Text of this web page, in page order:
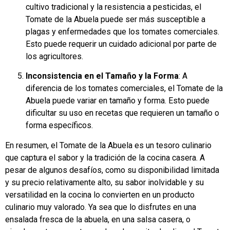
cultivo tradicional y la resistencia a pesticidas, el
Tomate de la Abuela puede ser más susceptible a
plagas y enfermedades que los tomates comerciales.
Esto puede requerir un cuidado adicional por parte de
los agricultores.
Inconsistencia en el Tamaño y la Forma: A
diferencia de los tomates comerciales, el Tomate de la
Abuela puede variar en tamaño y forma. Esto puede
dificultar su uso en recetas que requieren un tamaño o
forma específicos.
En resumen, el Tomate de la Abuela es un tesoro culinario
que captura el sabor y la tradición de la cocina casera. A
pesar de algunos desafíos, como su disponibilidad limitada
y su precio relativamente alto, su sabor inolvidable y su
versatilidad en la cocina lo convierten en un producto
culinario muy valorado. Ya sea que lo disfrutes en una
ensalada fresca de la abuela, en una salsa casera, o